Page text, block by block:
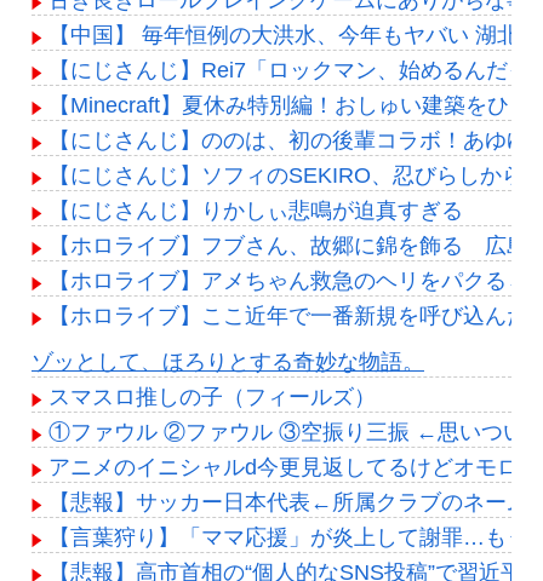
【中国】 毎年恒例の大洪水、今年もヤバい 湖北
【にじさんじ】Rei7「ロックマン、始めるんだ
【Minecraft】夏休み特別編！おしゅい建築をひ
【にじさんじ】ののは、初の後輩コラボ！あゆ
【にじさんじ】ソフィのSEKIRO、忍びらしから
【にじさんじ】りかしぃ悲鳴が迫真すぎる
【ホロライブ】フブさん、故郷に錦を飾る 広島
【ホロライブ】アメちゃん救急のヘリをパクる→
【ホロライブ】ここ近年で一番新規を呼び込んだ
Powered by livedoor 相互RSS
ゾッとして、ほろりとする奇妙な物語。
スマスロ推しの子（フィールズ）
①ファウル ②ファウル ③空振り三振 ←思いつい
アニメのイニシャルd今更見返してるけどオモロ
【悲報】サッカー日本代表←所属クラブのネー
【言葉狩り】「ママ応援」が炎上して謝罪…もう
【悲報】高市首相の“個人的なSNS投稿”で習近平